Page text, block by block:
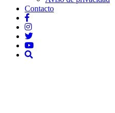
Contacto